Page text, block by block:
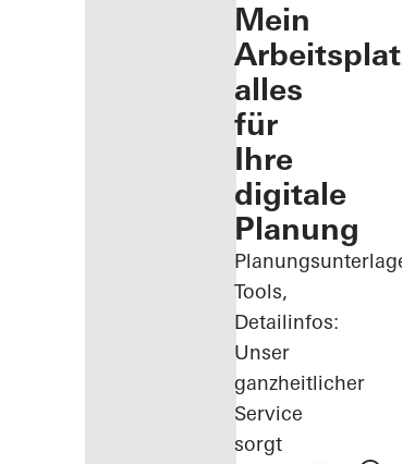
Mein
Arbeitsplatz:
alles
für
Ihre
digitale
Planung
Planungsunterlagen,
Tools,
Detailinfos:
Unser
ganzheitlicher
Service
sorgt